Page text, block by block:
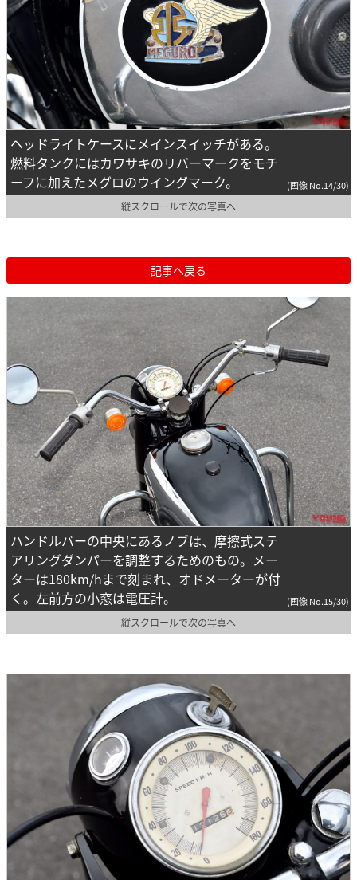
ヘッドライトケースにメインスイッチがある。
燃料タンクにはカワサキのリバーマークをモチ
ーフに加えたメグロのウイングマーク。
(画像 No.14/30)
縦スクロールで次の写真へ
記事へ戻る
ハンドルバーの中央にあるノブは、摩擦式ステ
アリングダンパーを調整するためのもの。メー
ターは180km/hまで刻まれ、オドメーターが付
く。左前方の小窓は電圧計。
(画像 No.15/30)
縦スクロールで次の写真へ